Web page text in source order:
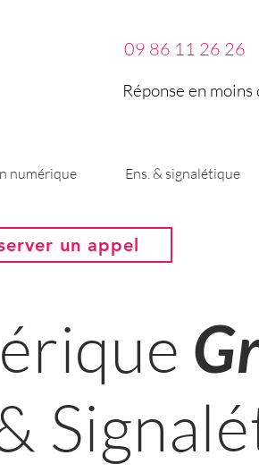
09 86 11 26 26
Réponse en
numérique Ens. & signalétique
un appel